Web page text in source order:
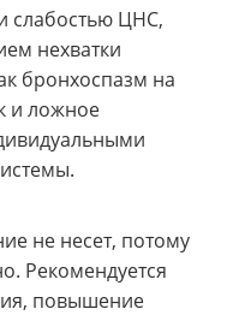
слабостью ЦНС,
нехватки
бронхоспазм на
и ложное
не несет, потому
Рекомендуется
повышение